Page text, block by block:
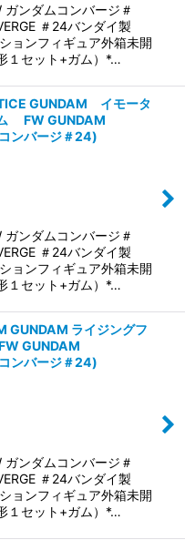
ンダムコンバージ＃
＃24バンダイ製
ョンフィギュア外箱未開
１セット+ガム）*…
GUNDAM イモータ
FW GUNDAM
ンバージ＃24)
ンダムコンバージ＃
＃24バンダイ製
ョンフィギュア外箱未開
１セット+ガム）*…
GUNDAM ライジングフ
GUNDAM
ンバージ＃24)
ンダムコンバージ＃
＃24バンダイ製
ョンフィギュア外箱未開
１セット+ガム）*…